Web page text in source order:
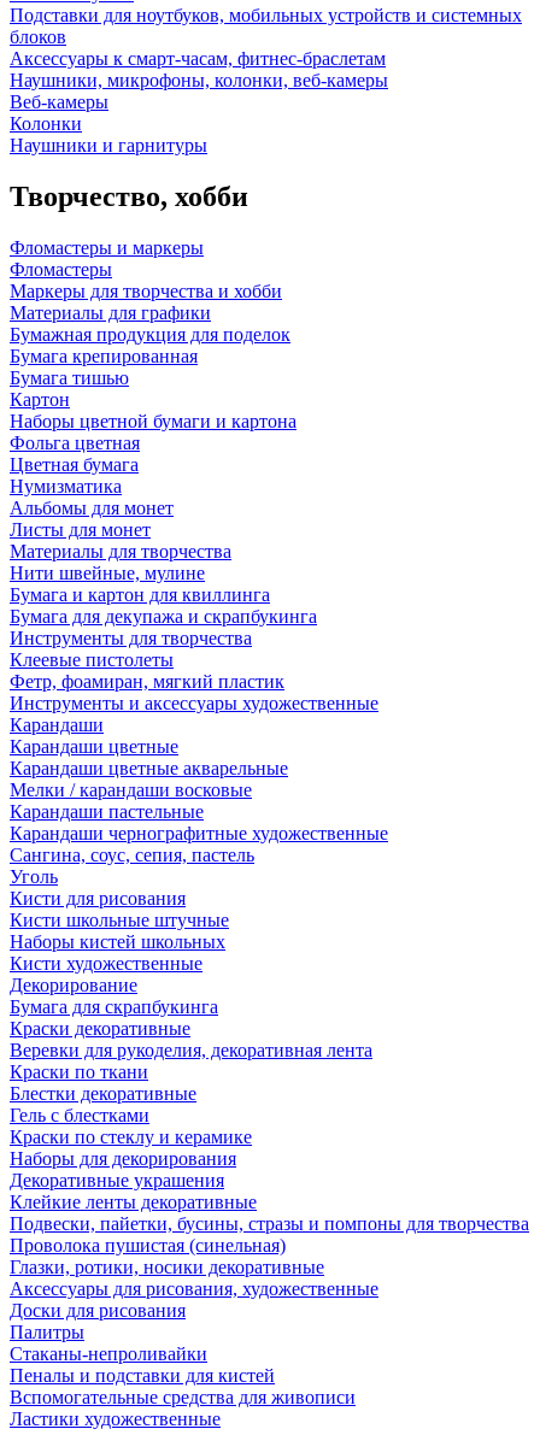
Подставки для ноутбуков, мобильных устройств и системных
блоков
Аксессуары к смарт-часам, фитнес-браслетам
Наушники, микрофоны, колонки, веб-камеры
Веб-камеры
Колонки
Наушники и гарнитуры
Творчество, хобби
Фломастеры и маркеры
Фломастеры
Маркеры для творчества и хобби
Материалы для графики
Бумажная продукция для поделок
Бумага крепированная
Бумага тишью
Картон
Наборы цветной бумаги и картона
Фольга цветная
Цветная бумага
Нумизматика
Альбомы для монет
Листы для монет
Материалы для творчества
Нити швейные, мулине
Бумага и картон для квиллинга
Бумага для декупажа и скрапбукинга
Инструменты для творчества
Клеевые пистолеты
Фетр, фоамиран, мягкий пластик
Инструменты и аксессуары художественные
Карандаши
Карандаши цветные
Карандаши цветные акварельные
Мелки / карандаши восковые
Карандаши пастельные
Карандаши чернографитные художественные
Сангина, соус, сепия, пастель
Уголь
Кисти для рисования
Кисти школьные штучные
Наборы кистей школьных
Кисти художественные
Декорирование
Бумага для скрапбукинга
Краски декоративные
Веревки для рукоделия, декоративная лента
Краски по ткани
Блестки декоративные
Гель с блестками
Краски по стеклу и керамике
Наборы для декорирования
Декоративные украшения
Клейкие ленты декоративные
Подвески, пайетки, бусины, стразы и помпоны для творчества
Проволока пушистая (синельная)
Глазки, ротики, носики декоративные
Аксессуары для рисования, художественные
Доски для рисования
Палитры
Стаканы-непроливайки
Пеналы и подставки для кистей
Вспомогательные средства для живописи
Ластики художественные